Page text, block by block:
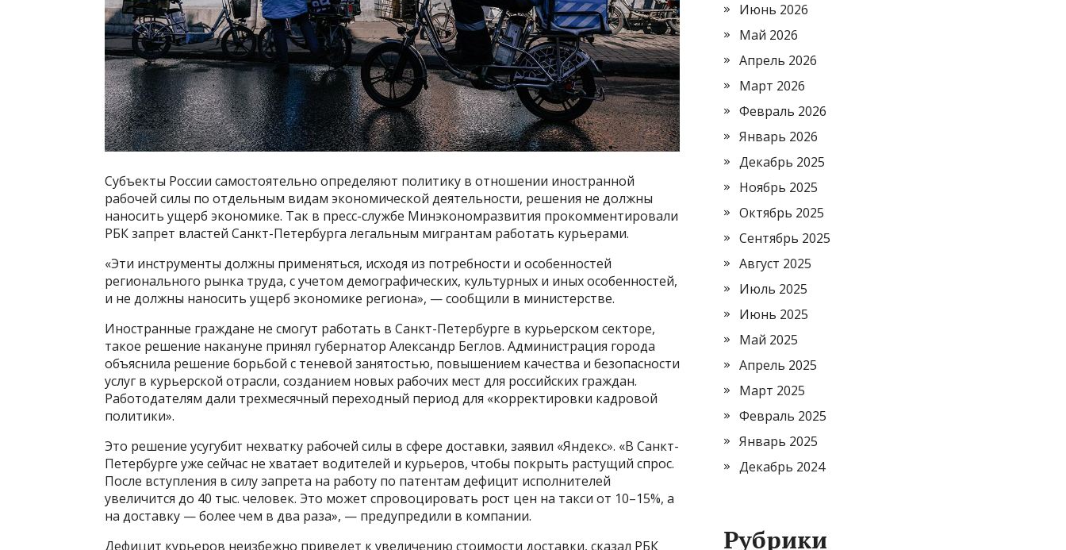
Субъекты России самостоятельно определяют политику в отношении иностранной
рабочей силы по отдельным видам экономической деятельности, решения не должны
наносить ущерб экономике. Так в пресс-службе Минэкономразвития прокомментировали
РБК запрет властей Санкт-Петербурга легальным мигрантам работать курьерами.
«Эти инструменты должны применяться, исходя из потребности и особенностей
регионального рынка труда, с учетом демографических, культурных и иных особенностей,
и не должны наносить ущерб экономике региона», — сообщили в министерстве.
Иностранные граждане не смогут работать в Санкт-Петербурге в курьерском секторе,
такое решение накануне принял губернатор Александр Беглов. Администрация города
объяснила решение борьбой с теневой занятостью, повышением качества и безопасности
услуг в курьерской отрасли, созданием новых рабочих мест для российских граждан.
Работодателям дали трехмесячный переходный период для «корректировки кадровой
политики».
Это решение усугубит нехватку рабочей силы в сфере доставки, заявил «Яндекс». «В Санкт-
Петербурге уже сейчас не хватает водителей и курьеров, чтобы покрыть растущий спрос.
После вступления в силу запрета на работу по патентам дефицит исполнителей
увеличится до 40 тыс. человек. Это может спровоцировать рост цен на такси от 10–15%, а
на доставку — более чем в два раза», — предупредили в компании.
Дефицит курьеров неизбежно приведет к увеличению стоимости доставки, сказал РБК
Июнь 2026
Май 2026
Апрель 2026
Март 2026
Февраль 2026
Январь 2026
Декабрь 2025
Ноябрь 2025
Октябрь 2025
Сентябрь 2025
Август 2025
Июль 2025
Июнь 2025
Май 2025
Апрель 2025
Март 2025
Февраль 2025
Январь 2025
Декабрь 2024
Рубрики